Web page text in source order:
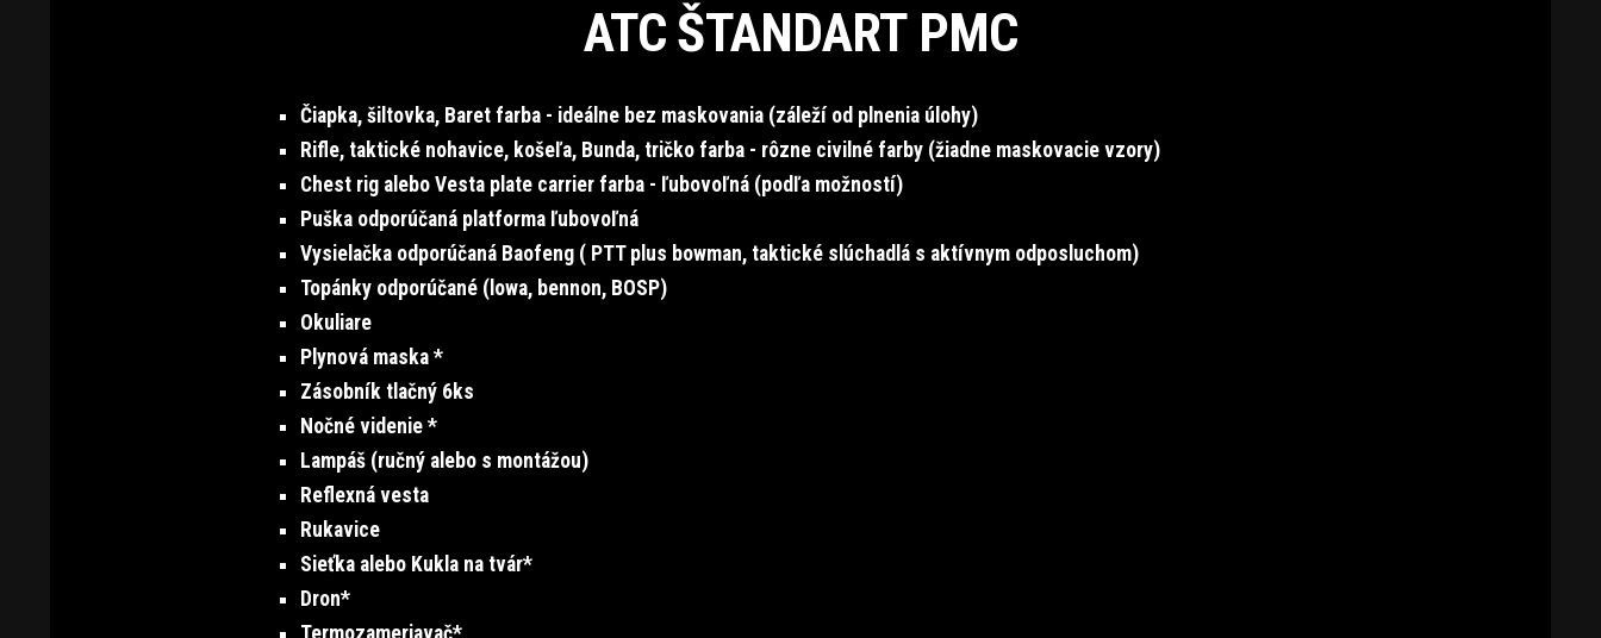
ATC ŠTANDART PMC
Čiapka, šiltovka, Baret farba - ideálne bez maskovania (záleží od plnenia úlohy)
Rifle, taktické nohavice, košeľa, Bunda, tričko farba - rôzne civilné farby (žiadne maskovacie vzory)
Chest rig alebo Vesta plate carrier farba - ľubovoľná (podľa možností)
Puška odporúčaná platforma ľubovoľná
Vysielačka odporúčaná Baofeng ( PTT plus bowman, taktické slúchadlá s aktívnym odposluchom)
Topánky odporúčané (lowa, bennon, BOSP)
Okuliare
Plynová maska *
Zásobník tlačný 6ks
Nočné videnie *
Lampáš (ručný alebo s montážou)
Reflexná vesta
Rukavice
Sieťka alebo Kukla na tvár*
Dron*
Termozameriavač*